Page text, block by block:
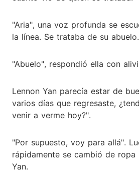
"Aria", una voz profunda se
la línea. Se trataba de su abuelo.
"Abuelo", respondió ella con
Lennon Yan parecía estar de
varios días que regresaste,
venir a verme hoy?".
"Por supuesto, voy para allá".
rápidamente se cambió de
Yan.